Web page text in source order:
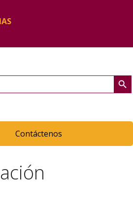
Botón de
Contáctenos